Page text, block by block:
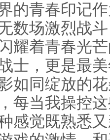
的青春印记
数场激烈战
耀着青春光
士，更是最
如同绽放的
每当我操控
感觉既熟悉